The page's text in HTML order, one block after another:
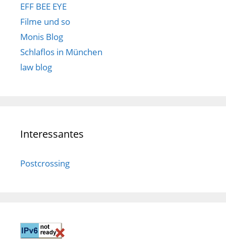
EFF BEE EYE
Filme und so
Monis Blog
Schlaflos in München
law blog
Interessantes
Postcrossing